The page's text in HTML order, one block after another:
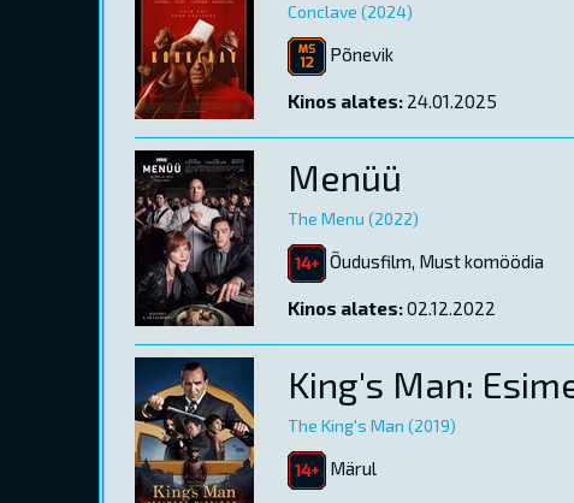
Conclave (2024)
Põnevik
Kinos alates: 24.01.2025
Menüü
The Menu (2022)
Õudusfilm, Must komöödia
Kinos alates:02.12.2022
King's Man:
The King's Man (2019)
Märul